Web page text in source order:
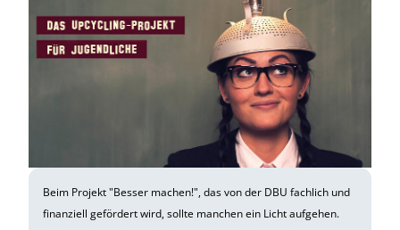
Beim Projekt "Besser machen!", das von der DBU fachlich und
finanziell gefördert wird, sollte manchen ein Licht aufgehen.